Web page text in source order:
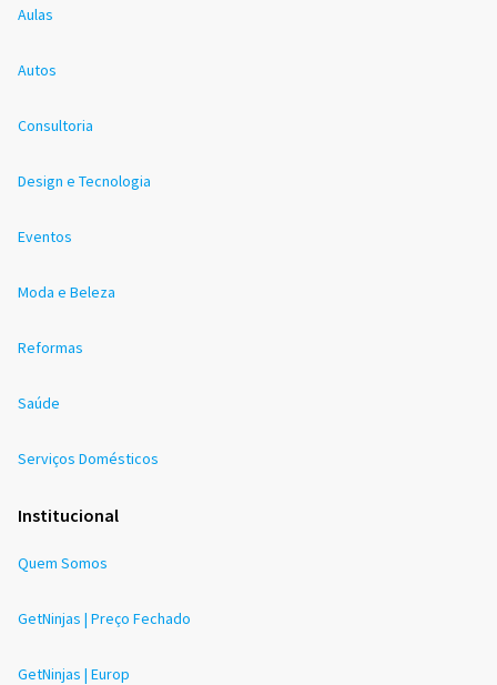
Aulas
Autos
Consultoria
Design e Tecnologia
Eventos
Moda e Beleza
Reformas
Saúde
Serviços Domésticos
Institucional
Quem Somos
GetNinjas | Preço Fechado
GetNinjas | Europ